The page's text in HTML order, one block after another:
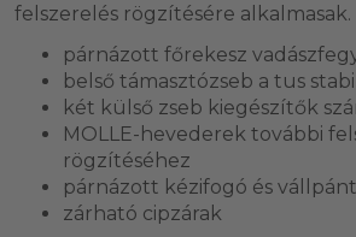
felszerelés rögzítésére alkalmasak.
párnázott főrekesz
belső támasztózseb a tus
két külső zseb kiegészítők
MOLLE-hevederek további
rögzítéséhez
párnázott kézifogó és vállpánt
zárható cipzárak